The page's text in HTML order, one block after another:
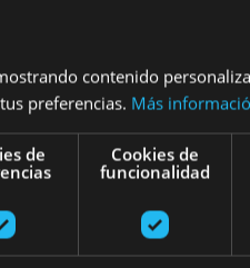
contenido
preferencias. Más
de
Cookies de
funcionalidad